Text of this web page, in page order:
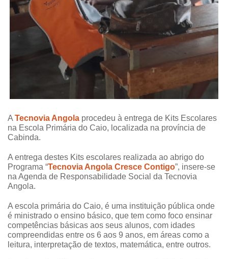
A Tecnovia Angola procedeu à entrega de Kits Escolares
na Escola Primária do Caio, localizada na província de
Cabinda.
A entrega destes Kits escolares realizada ao abrigo do
Programa “Tecnovia Angola Cresce Contigo”, insere-se
na Agenda de Responsabilidade Social da Tecnovia
Angola.
A escola primária do Caio, é uma instituição pública onde
é ministrado o ensino básico, que tem como foco ensinar
competências básicas aos seus alunos, com idades
compreendidas entre os 6 aos 9 anos, em áreas como a
leitura, interpretação de textos, matemática, entre outros.